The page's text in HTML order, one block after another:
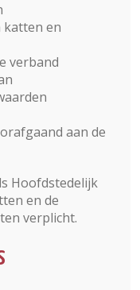
katten en
verband
aan de
Hoofdstedelijk
en de
verplicht.